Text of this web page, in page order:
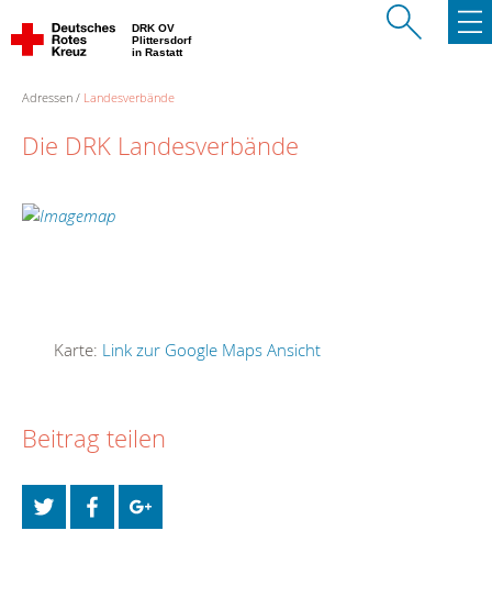
DRK OV
Plittersdorf
in Rastatt
Adressen Landesverbände
Die DRK Landesverbände
Karte: Link zur Google Maps Ansicht
Beitrag teilen